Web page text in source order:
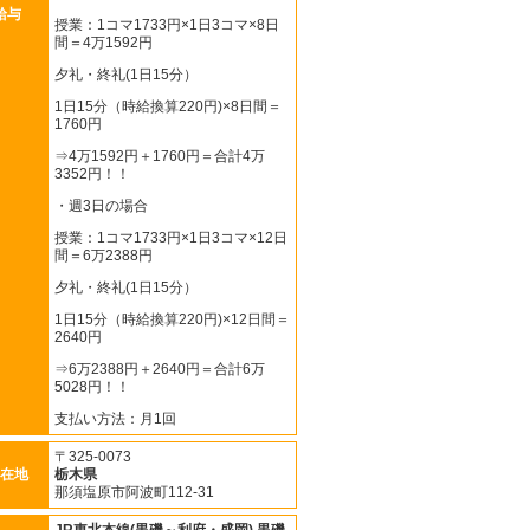
与
授業：1コマ1733円×1日3コマ×8日
間＝4万1592円
夕礼・終礼(1日15分）
1日15分（時給換算220円)×8日間＝
1760円
⇒4万1592円＋1760円＝合計4万
3352円！！
・週3日の場合
授業：1コマ1733円×1日3コマ×12日
間＝6万2388円
夕礼・終礼(1日15分）
1日15分（時給換算220円)×12日間＝
2640円
⇒6万2388円＋2640円＝合計6万
5028円！！
支払い方法：月1回
地
〒325-0073
栃木県
那須塩原市阿波町112-31